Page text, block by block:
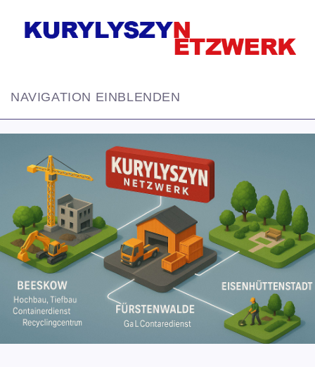
NAVIGATION EINBLENDEN